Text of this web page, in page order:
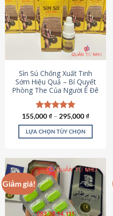
Sìn Sú Chống Xuất Tinh
Sớm Hiệu Quả – Bí Quyết
Phòng The Của Người Ê Đê
Được xếp
hạng4.95
5 sao
155,000₫ – 295,000₫
LỰA CHỌN TÙY CHỌN
này
có
nhiều
biến
thể.
Giảm giá!